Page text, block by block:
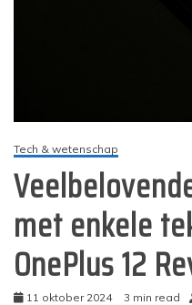
Tech & wetenschap
met enkele
OnePlus 12
11 oktober 2024 3 min read